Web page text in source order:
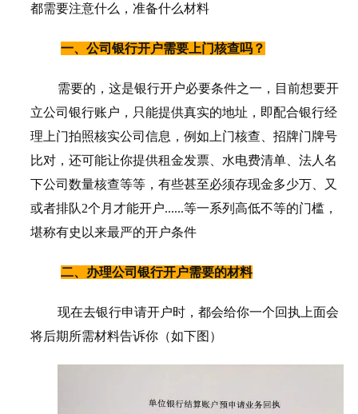
都需要注意什么，准备什么材料
一、公司银行开户需要上门核查吗？
需要的，这是银行开户必要条件之一，目前想要开
立公司银行账户，只能提供真实的地址，即配合银行经
理上门拍照核实公司信息，例如上门核查、招牌门牌号
比对，还可能让你提供租金发票、水电费清单、法人名
下公司数量核查等等，有些甚至必须存现金多少万、又
或者排队2个月才能开户......等一系列高低不等的门槛，
堪称有史以来最严的开户条件
二、办理公司银行开户需要的材料
现在去银行申请开户时，都会给你一个回执上面会
将后期所需材料告诉你（如下图）